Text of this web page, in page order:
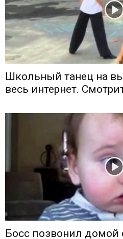
Школьный танец на
весь интернет.
Босс позвонил домой